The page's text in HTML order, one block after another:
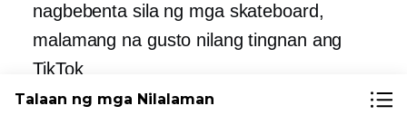
nagbebenta sila ng mga skateboard,
malamang na gusto nilang tingnan ang
TikTok
Talaan ng mga Nilalaman